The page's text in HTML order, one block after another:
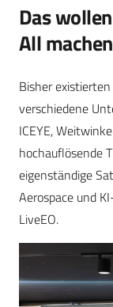
Das
All machen
Bisher
verschiedene
ICEYE,
hochauflösende
eigenständige
Aerospace und
LiveEO.